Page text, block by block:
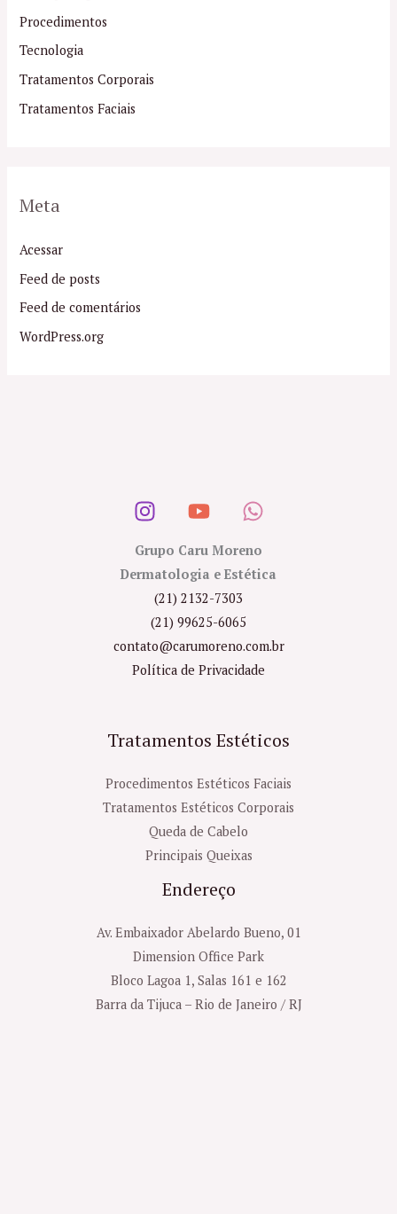
Procedimentos
Tecnologia
Tratamentos Corporais
Tratamentos Faciais
Meta
Acessar
Feed de posts
Feed de comentários
WordPress.org
Grupo Caru Moreno
Dermatologia e Estética
(21) 2132-7303
(21) 99625-6065
contato@carumoreno.com.br
Política de Privacidade
Tratamentos Estéticos
Procedimentos Estéticos Faciais
Tratamentos Estéticos Corporais
Queda de Cabelo
Principais Queixas
Endereço
Av. Embaixador Abelardo Bueno, 01
Dimension Office Park
Bloco Lagoa 1, Salas 161 e 162
Barra da Tijuca – Rio de Janeiro / RJ